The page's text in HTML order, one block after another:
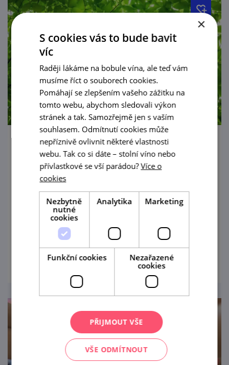
Poklady královského města – prohlídky
pro rodiny s dětmi
Objevte historické centrum Znojma
zábavnou formou! Turistické informační
centrum města Znojma připravilo během
letních prázdnin pravidelné komentované
prohlídky určené především rodinám s
prohlédnout
×
S cookies vás to bude bavit
víc
Raději lákáme na bobule vína, ale teď vám
musíme říct o souborech cookies.
Pomáhají se zlepšením vašeho zážitku na
tomto webu, abychom sledovali výkon
stránek a tak. Samozřejmě jen s vaším
souhlasem. Odmítnutí cookies může
nepříznivě ovlivnit některé vlastnosti
webu. Tak co si dáte – stolní víno nebo
přívlastkové se vší parádou?Více o
cookies
Nezbytně
nutné
cookies
Analytika Marketing
Funkční cookies
Nezařazené
cookies
PŘIJMOUT VŠE
VŠE ODMÍTNOUT